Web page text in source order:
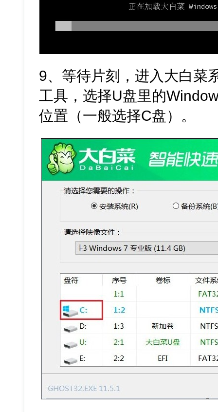
9、等待片刻，进入大白菜
工具，选择U盘里的
位置（一般选择C盘）。